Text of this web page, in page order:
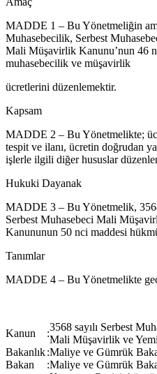
MADDE 1 – Bu Yönetmeliğin
Muhasebecilik, Serbest
Mali Müşavirlik Kanunu’nun 46
muhasebecilik ve müşavirlik
ücretlerini düzenlemektir.
Kapsam
MADDE 2 – Bu Yönetmelikte;
tespit ve ilanı, ücretin doğrudan
işlerle ilgili diğer hususlar
Hukuki Dayanak
MADDE 3 – Bu Yönetmelik,
Serbest Muhasebeci Mali
Kanununun 50 nci maddesi
Tanımlar
MADDE 4 – Bu Yönetmelikte
Kanun :
3568 sayılı Serbest
Mali Müşavirlik ve
Bakanlık:Maliye ve Gümrük
Bakan
:Maliye ve Gümrük